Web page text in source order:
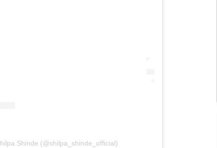
Shinde (@shilpa_shinde_official)